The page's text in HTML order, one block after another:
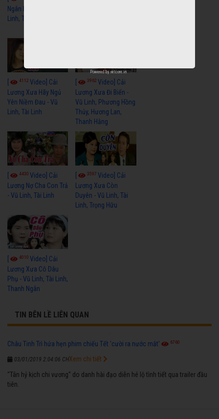
Ngân Hà - Vũ Linh, Tài
Linh, Thoại Mỹ
4112 Video] Cải
Lương Xưa Hãy Ngủ
Yên Niềm Đau - Vũ
Linh, Tài Linh
3962Video] Cải
Lương Xưa Đi Biển -
Vũ Linh, Phương Hồng
Thủy, Hương Lan,
Thanh Hằng
4430 Video] Cải
Lương Nợ Cha Con Trả
- Vũ Linh, Tài Linh
3597Video] Cải
Lương Xưa Còn
Duyên - Vũ Linh, Tài
Linh, Trọng Hữu
[ 4010 Video] Cải
Lương Xưa Cô Dâu
Phụ - Vũ Linh, Tài Linh,
Thanh Ngân
TIN BÊN LỀ LIÊN QUAN
Châu Tinh Trì hứa hẹn phim chiếu Tết 'cười ra nước mắt' 6760
03/01/2019 2:04:06 CH
"Tân hỷ kịch chi vương" do danh hài đạo diễn hé lộ tình tiết qua trailer đầu
tiên.
Xem chi tiết
Powered bynetcore.vn